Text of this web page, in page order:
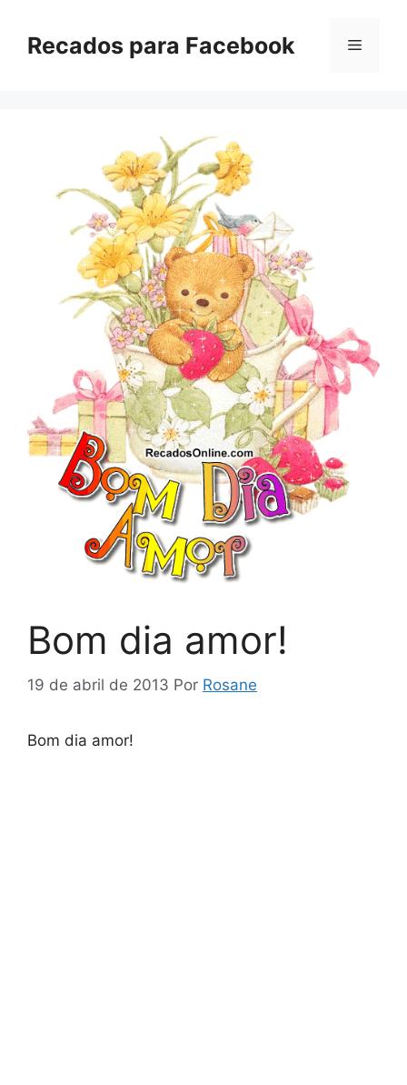
paraRecados para Facebook Menu
Bom dia amor!
19 de abril de 2013 Por Rosane
Bom dia amor!